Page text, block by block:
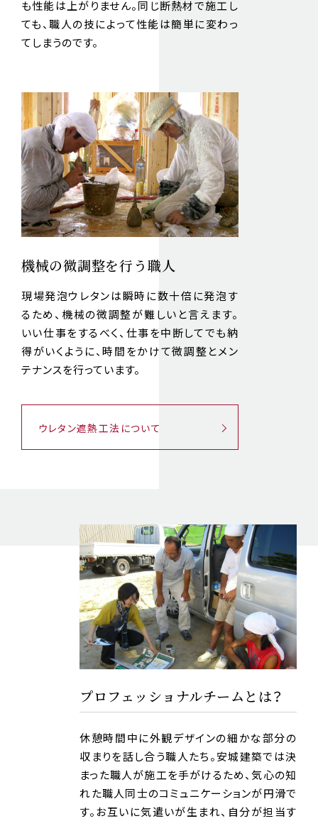
も性能は上がりません。同じ断熱材で施工し
ても、職人の技によって性能は簡単に変わっ
てしまうのです。
機械の微調整を行う職人
現場発泡ウレタンは瞬時に数十倍に発泡す
るため、機械の微調整が難しいと言えます。
いい仕事をするべく、仕事を中断してでも納
得がいくように、時間をかけて微調整とメン
テナンスを行っています。
ウレタン遮熱工法について
プロフェッショナルチームとは？
休憩時間中に外観デザインの細かな部分の
収まりを話し合う職人たち。安城建築では決
まった職人が施工を手がけるため、気心の知
れた職人同士のコミュニケーションが円滑で
す。お互いに気遣いが生まれ、自分が担当す